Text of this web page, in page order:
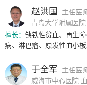
赵洪国
主任医
青岛大学附属医
擅长： 缺铁性贫血、再生
病、淋巴瘤、原发性血小板
于全军
主任医
威海市中心医院